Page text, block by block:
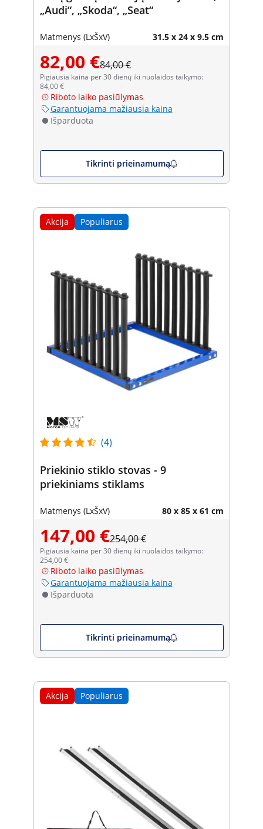
„Audi“, „Skoda“, „Seat“
Matmenys (LxŠxV) 31.5 x 24 x 9.5 cm
82,00 €84,00 €
Pigiausia kaina per 30 dienų iki nuolaidos taikymo:
84,00 €
Riboto laiko pasiūlymas
Garantuojama mažiausia kaina
Išparduota
Tikrinti prieinamumą
Akcija Populiarus
(4)
Priekinio stiklo stovas - 9
priekiniams stiklams
Matmenys (LxŠxV) 80 x 85 x 61 cm
147,00 €254,00 €
Pigiausia kaina per 30 dienų iki nuolaidos taikymo:
254,00 €
Riboto laiko pasiūlymas
Garantuojama mažiausia kaina
Išparduota
Tikrinti prieinamumą
Akcija Populiarus